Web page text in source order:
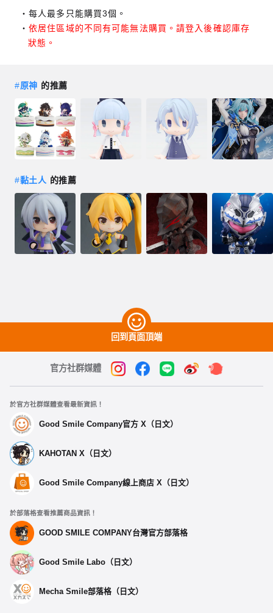
每人最多只能購買3個。
依居住區域的不同有可能無法購買。請登入後確認庫存
狀態。
#原神 的推薦
#黏土人 的推薦
回到頁面頂端
官方社群媒體
於官方社群媒體查看最新資訊！
Good Smile Company官方 X（日文）
KAHOTAN X（日文）
Good Smile Company線上商店 X（日文）
於部落格查看推薦商品資訊！
GOOD SMILE COMPANY台灣官方部落格
Good Smile Labo（日文）
Mecha Smile部落格（日文）